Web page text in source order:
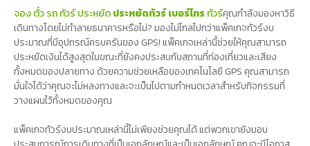
จอง ตั๋ว รถ ทัวร์ ประหยัดประหยัดทัวร์ เบอร์โทร ทัวร์คุณกำลังมองหาวิธี
เดินทางโดยไม่ทำลายธนาคารหรือไม่? มองไม่ไกลไปกว่าแพ็คเกจทัวร์งบ
ประมาณที่มีอุปกรณ์ครบครันของ GPS! แพ็คเกจเหล่านี้ช่วยให้คุณสามารถ
ประหยัดเงินได้สูงสุดในขณะที่ยังคงประสบกับสถานที่ท่องเที่ยวและเสียง
ทั้งหมดของปลายทาง ด้วยความช่วยเหลือของเทคโนโลยี GPS คุณสามารถ
มั่นใจได้ว่าคุณจะไม่หลงทางและจะเป็นไปตามกำหนดเวลาสำหรับกิจกรรมที่
วางแผนไว้ทั้งหมดของคุณ
แพ็คเกจทัวร์งบประมาณเหล่านี้ไม่เพียงช่วยคุณได้ แต่พวกเขายังมอบ